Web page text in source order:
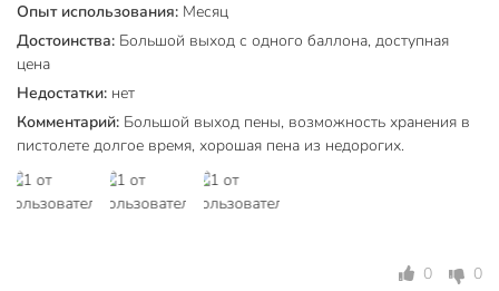
Опыт использования: Месяц
Достоинства: Большой выход с одного баллона, доступная
цена
Недостатки: нет
Комментарий: Большой выход пены, возможность хранения в
пистолете долгое время, хорошая пена из недорогих.
0 0